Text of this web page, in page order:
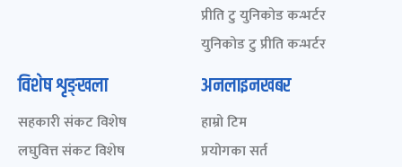
प्रीति टु युनिकोड कन्भर्टर
युनिकोड टु प्रीति कन्भर्टर
विशेष शृङ्खला
सहकारी संकट विशेष
लघुवित्त संकट विशेष
अनलाइनखबर
हाम्रो टिम
प्रयोगका सर्त